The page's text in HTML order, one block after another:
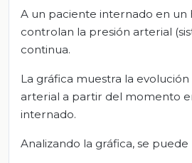
A un paciente internado en un
controlan la presión arterial
continua.
La gráfica muestra la
arterial a partir del momento
internado.
Analizando la gráfica, se